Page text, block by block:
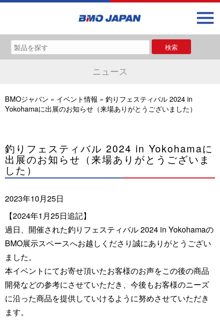
ニュース
BMOジャパン » イベント情報 » 釣りフェスティバル 2024 in
Yokohamaに出展のお知らせ（来場ありがとうございました）
釣りフェスティバル 2024 in Yokohamaに
出展のお知らせ（来場ありがとうございま
した）
2023年10月25日
【2024年1月25日追記】
過日、開催された釣りフェスティバル 2024 in Yokohamaの
BMO展示スペースへお越しくださり誠にありがとうござい
ました。
本イベントにてお寄せ頂いたお客様のお声をこの後の商品
開発などの参考にさせていただき、今後もお客様のニーズ
に沿った商品を提供していけるように努めさせていただき
ます。